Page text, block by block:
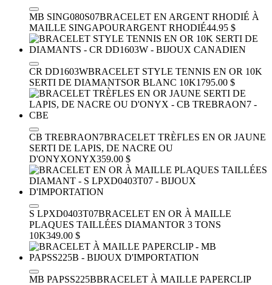
MB SING080S07BRACELET EN ARGENT RHODIÉ À
MAILLE SINGAPOURARGENT RHODIÉ44.95 $
CR DD1603WBRACELET STYLE TENNIS EN OR 10K
SERTI DE DIAMANTSOR BLANC 10K1795.00 $
CB TREBRAON7BRACELET TRÈFLES EN OR JAUNE
SERTI DE LAPIS, DE NACRE OU
D'ONYXONYX359.00 $
S LPXD0403T07BRACELET EN OR À MAILLE
PLAQUES TAILLÉES DIAMANTOR 3 TONS
10K349.00 $
MB PAPSS225BBRACELET À MAILLE PAPERCLIP